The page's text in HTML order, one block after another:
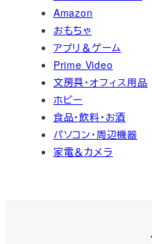
Amazon
おもちゃ
アプリ＆ゲーム
Prime Video
文房具・オフィス用品
ホビー
食品・飲料・お酒
パソコン・周辺機器
家電＆カメラ